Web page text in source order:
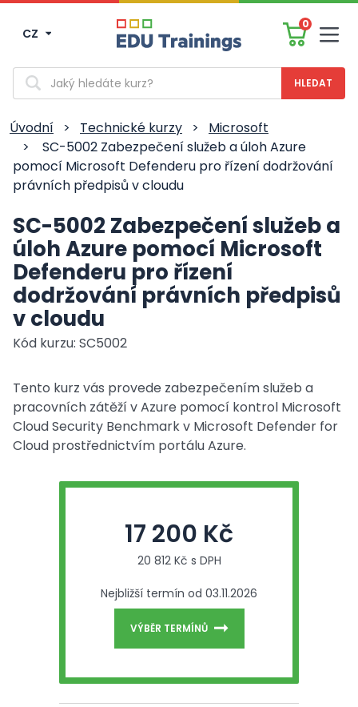
CZ
0
Vyhledávání
Úvodní > Technické kurzy >
Microsoft
>
SC-5002 Zabezpečení služeb a úloh Azure
pomocí Microsoft Defenderu pro řízení dodržování
právních předpisů v cloudu
SC-5002 Zabezpečení služeb a
úloh Azure pomocí Microsoft
Defenderu pro řízení
dodržování právních předpisů
v cloudu
Kód kurzu: SC5002
Tento kurz vás provede zabezpečením služeb a
pracovních zátěží v Azure pomocí kontrol Microsoft
Cloud Security Benchmark v Microsoft Defender for
Cloud prostřednictvím portálu Azure.
17 200 Kč
20 812 Kč s DPH
Nejbližší termín od 03.11.2026
VÝBĚR TERMÍNŮ